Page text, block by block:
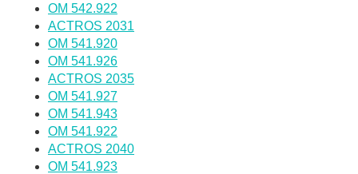
OM 542.922
ACTROS 2031
OM 541.920
OM 541.926
ACTROS 2035
OM 541.927
OM 541.943
OM 541.922
ACTROS 2040
OM 541.923